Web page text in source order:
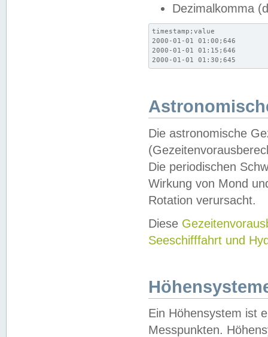
Dezimalkomma
timestamp;value
2000-01-01 01:00;646
2000-01-01 01:15;646
2000-01-01 01:30;645
Die astronomische
Die periodischen
Wirkung von Mond
Rotation verursacht.
Diese
Seeschifffahrt und
Ein Höhensystem ist
Messpunkten.